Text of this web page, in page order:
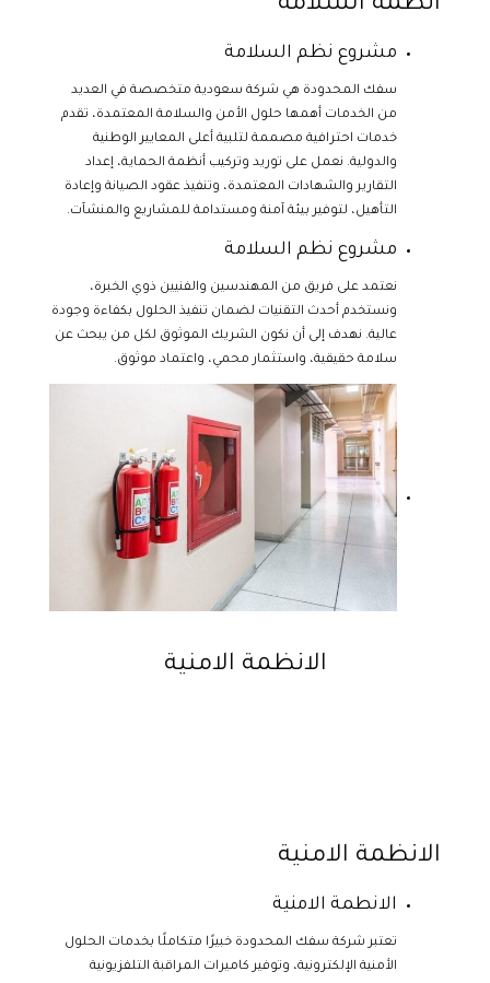
مشروع نظم السلامة
سفك المحدودة هي شركة سعودية متخصصة في العديد
من الخدمات أهمها حلول الأمن والسلامة المعتمدة، تقدم
خدمات احترافية مصممة لتلبية أعلى المعايير الوطنية
والدولية. نعمل على توريد وتركيب أنظمة الحماية، إعداد
التقارير والشهادات المعتمدة، وتنفيذ عقود الصيانة وإعادة
التأهيل، لتوفير بيئة آمنة ومستدامة للمشاريع والمنشآت.
مشروع نظم السلامة
نعتمد على فريق من المهندسين والفنيين ذوي الخبرة،
ونستخدم أحدث التقنيات لضمان تنفيذ الحلول بكفاءة وجودة
عالية. نهدف إلى أن نكون الشريك الموثوق لكل من يبحث عن
سلامة حقيقية، واستثمار محمي، واعتماد موثوق.
الانظمة الامنية
الانظمة الامنية
الانطمة الامنية
تعتبر شركة سفك المحدودة خبيرًا متكاملًا بخدمات الحلول
الأمنية الإلكترونية، وتوفير كاميرات المراقبة التلفزيونية